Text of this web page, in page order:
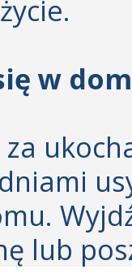
w
lub